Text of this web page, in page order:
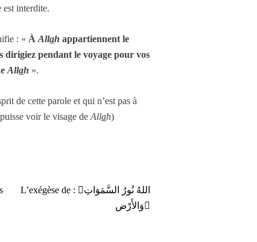
est interdite.
: « À Allah appartiennent le
dirigiez pendant le voyage pour vos
Allah ».
de cette parole et qui n’est pas à
voir le visage de Allah)
L’exégèse de : اللهُ نُورُ السَّمَوَاتِ
وَالأَرْض